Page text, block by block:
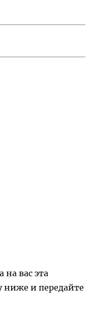
на вас эта
ниже и передайте